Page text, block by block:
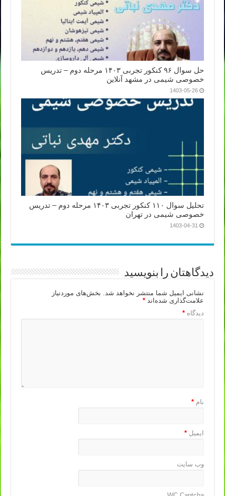
حل سوال ۹۶ کنکور تجربی ۱۴۰۳ مرحله دوم – تدریس
خصوصی شیمی در مشهد آنلاین
1403-05-26
تحلیل سوال ۱۱۰ کنکور تجربی ۱۴۰۳ مرحله دوم – تدریس
خصوصی شیمی در تهران
1403-04-31
دیدگاهتان را بنویسید
نشانی ایمیل شما منتشر نخواهد شد.
بخش‌های موردنیاز
علامت‌گذاری شده‌اند*
دیدگاه*
نام*
ایمیل*
وب‌ سایت